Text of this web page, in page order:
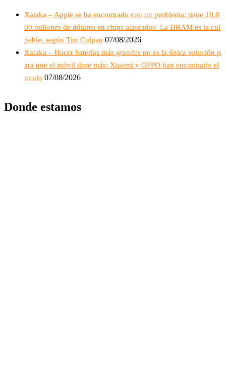
Xataka – Apple se ha encontrado con un problema: tiene 10.0
00 millones de dólares en chips atascados. La DRAM es la cul
pable, según Tim Culpan 07/08/2026
Xataka – Hacer baterías más grandes no es la única solución p
ara que el móvil dure más: Xiaomi y OPPO han encontrado el
modo 07/08/2026
Donde estamos